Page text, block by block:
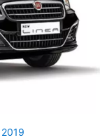
2019